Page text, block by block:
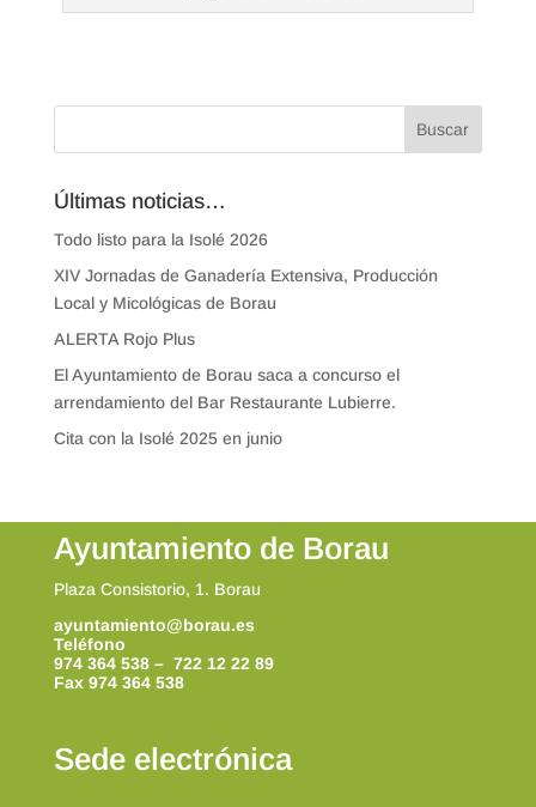
Últimas noticias…
Todo listo para la Isolé 2026
XIV Jornadas de Ganadería Extensiva, Producción
Local y Micológicas de Borau
ALERTA Rojo Plus
El Ayuntamiento de Borau saca a concurso el
arrendamiento del Bar Restaurante Lubierre.
Cita con la Isolé 2025 en junio
Ayuntamiento de Borau
Plaza Consistorio, 1. Borau
ayuntamiento@borau.es
Teléfono
974 364 538 – 722 12 22 89
Fax 974 364 538
Sede electrónica